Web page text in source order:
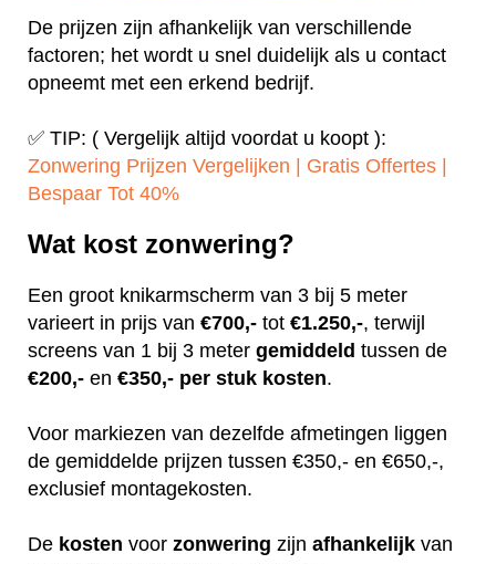
De prijzen zijn afhankelijk van verschillende
factoren; het wordt u snel duidelijk als u contact
opneemt met een erkend bedrijf.
✅ TIP: ( Vergelijk altijd voordat u koopt ):
Zonwering Prijzen Vergelijken | Gratis Offertes |
Bespaar Tot 40%‎
Wat kost zonwering?
Een groot knikarmscherm van 3 bij 5 meter
varieert in prijs van €700,- tot €1.250,-, terwijl
screens van 1 bij 3 meter gemiddeld tussen de
€200,- en €350,- per stuk kosten.
Voor markiezen van dezelfde afmetingen liggen
de gemiddelde prijzen tussen €350,- en €650,-,
exclusief montagekosten.
De kosten voor zonwering zijn afhankelijk van